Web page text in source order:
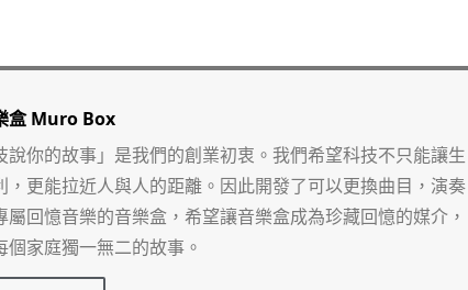
盒 Muro Box
說你的故事」是我們的創業初衷。我們希望科技不只能讓生
，更能拉近人與人的距離。因此開發了可以更換曲目，演奏
屬回憶音樂的音樂盒，希望讓音樂盒成為珍藏回憶的媒介，
個家庭獨一無二的故事。